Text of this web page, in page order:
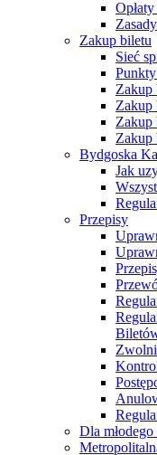
Zakup biletu
Sieć
Zakup
Zakup
Zakup
Zakup
Bydgoska
Jak
Przepisy
Dla młodego